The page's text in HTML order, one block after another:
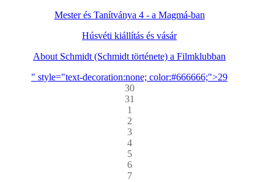
Mester és Tanítványa 4 - a Magmá-ban
Húsvéti kiállítás és vásár
About Schmidt (Schmidt története) a Filmklubban
" style="text-decoration:none; color:#666666;">29
30
31
1
2
3
4
5
6
7